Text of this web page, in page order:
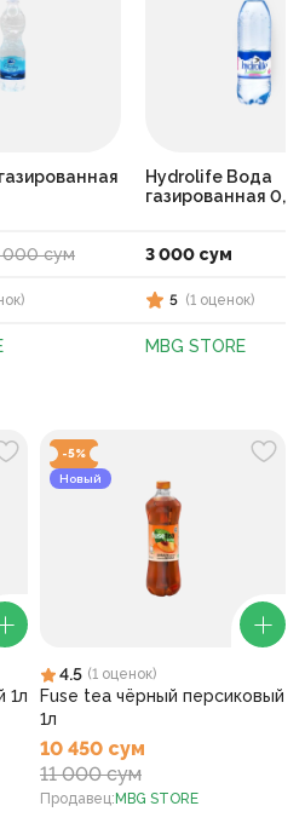
000 сум
)
Hydrolife Вода
газированная 0,5л
3 000 сум
5 (1 оценок)
MBG STORE
1л
-5%
Новый
4.5 (1 оценок)
Fuse tea чёрный персиковый
1л
10 450 сум
11 000 сум
Продавец: MBG STORE